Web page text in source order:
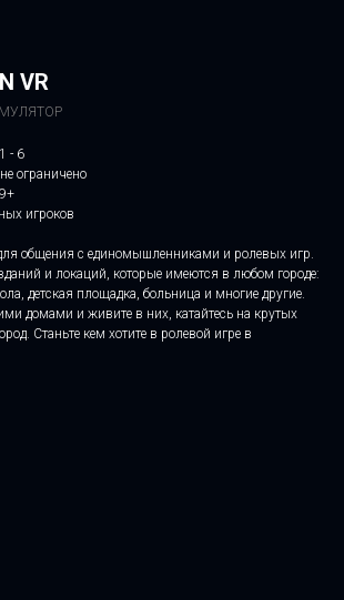
VR
- 6
ограничено
игроков
общения с единомышленниками и ролевых игр.
и локаций, которые имеются в любом городе:
детская площадка, больница и многие другие.
домами и живите в них, катайтесь на крутых
Станьте кем хотите в ролевой игре в